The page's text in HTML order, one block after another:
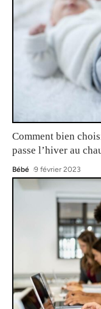
Comment bien
passe l’hiver au
Bébé 9 février 2023